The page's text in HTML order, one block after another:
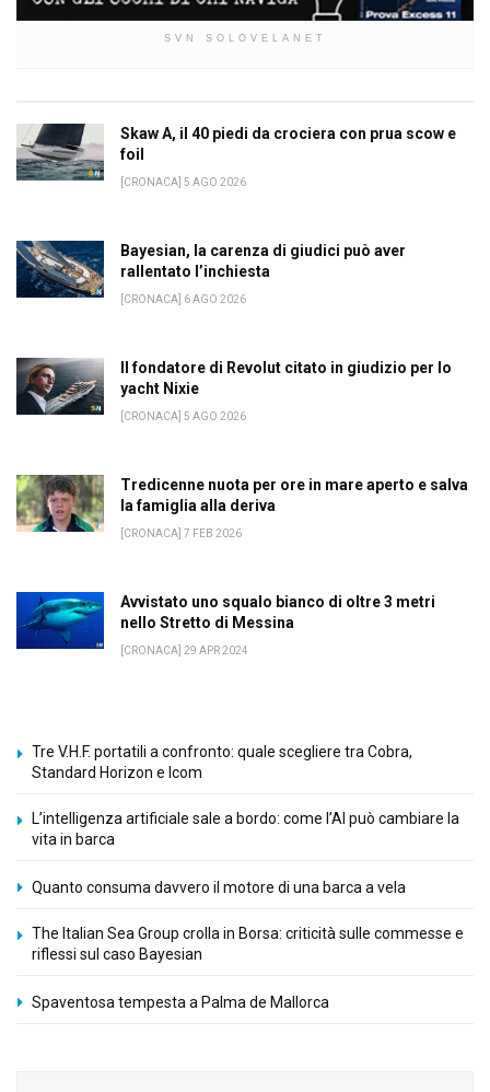
SVN SOLOVELANET
Skaw A, il 40 piedi da crociera con prua scow e
foil
[CRONACA] 5 AGO 2026
Bayesian, la carenza di giudici può aver
rallentato l’inchiesta
[CRONACA] 6 AGO 2026
Il fondatore di Revolut citato in giudizio per lo
yacht Nixie
[CRONACA] 5 AGO 2026
Tredicenne nuota per ore in mare aperto e salva
la famiglia alla deriva
[CRONACA] 7 FEB 2026
Avvistato uno squalo bianco di oltre 3 metri
nello Stretto di Messina
[CRONACA] 29 APR 2024
Tre V.H.F. portatili a confronto: quale scegliere tra Cobra,
Standard Horizon e Icom
L’intelligenza artificiale sale a bordo: come l’AI può cambiare la
vita in barca
Quanto consuma davvero il motore di una barca a vela
The Italian Sea Group crolla in Borsa: criticità sulle commesse e
riflessi sul caso Bayesian
Spaventosa tempesta a Palma de Mallorca